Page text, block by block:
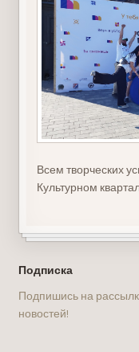
Всем творческих
Культурном
Подписка
Подпишись на
новостей!